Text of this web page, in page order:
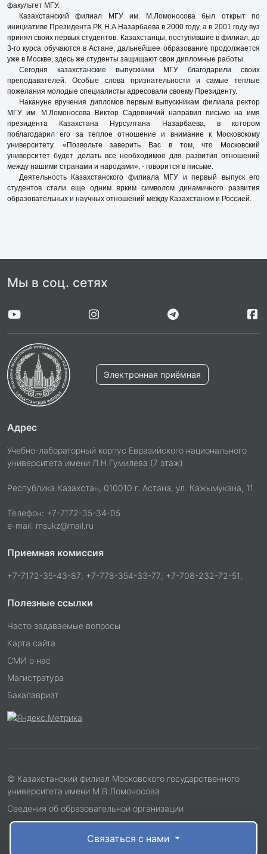
факультет МГУ.
Казахстанский филиал МГУ им. М.Ломоносова был открыт по
инициативе Президента РК Н.А.Назарбаева в 2000 году, а в 2001 году вуз
принял своих первых студентов. Казахстанцы, поступившие в филиал, до
3-го курса обучаются в Астане, дальнейшее образование продолжается
уже в Москве, здесь же студенты защищают свои дипломные работы.
Сегодня казахстанские выпускники МГУ благодарили своих
преподавателей. Особые слова признательности и самые теплые
пожелания молодые специалисты адресовали своему Президенту.
Накануне вручения дипломов первым выпускникам филиала ректор
МГУ им. М.Ломоносова Виктор Садовничий направил письмо на имя
президента Казахстана Нурсултана Назарбаева, в котором
поблагодарил его за теплое отношение и внимание к Московскому
университету. «Позвольте заверить Вас в том, что Московский
университет будет делать все необходимое для развития отношений
между нашими странами и народами», - говорится в письме.
Деятельность Казахстанского филиала МГУ и первый выпуск его
студентов стали еще одним ярким символом динамичного развития
образовательных и научных отношений между Казахстаном и Россией.
Мы в соц. сетях
Электронная приёмная
Адрес
Учебно-лабораторный корпус Евразийского национального
университета имени Л.Н.Гумилева (7 этаж)
Республика Казахстан, 010010 г. Астана, ул. Кажымукана, 11
Телефон: +7-7172-35-34-05
e-mail: msukz@mail.ru
Приемная комиссия
+7-7172-35-43-87; +7-778-354-33-77; +7-708-232-72-51;
Полезные ссылки
Часто задаваемые вопросы
Карта сайта
СМИ о нас
Магистратура
Бакалавриат
© Казахстанский филиал Московского государственного
университета имени М.В.Ломоносова.
Сведения об образовательной организации
Связаться с нами